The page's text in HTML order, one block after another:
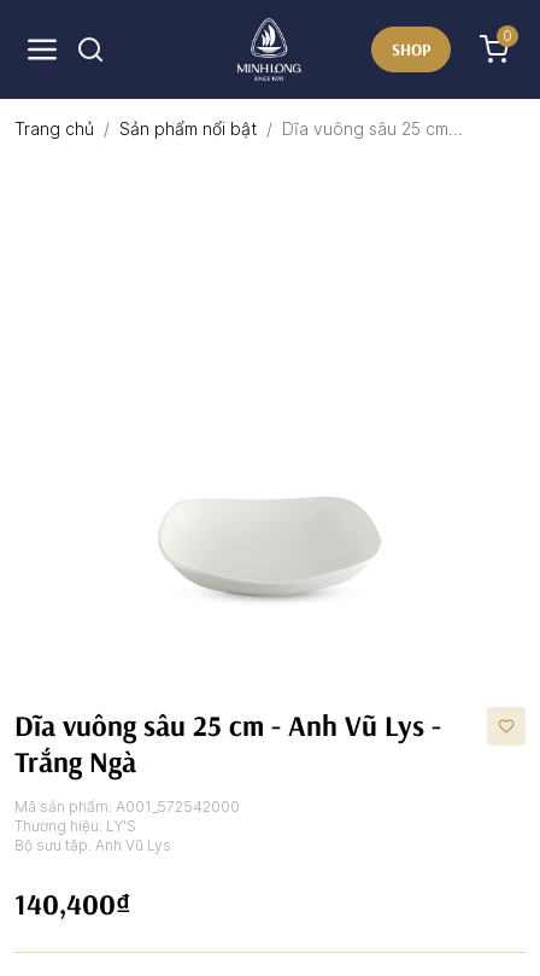
SHOP
0
Trang chủ Sản phẩm nổi bật Dĩa vuông sâu 25 cm...
Dĩa vuông sâu 25 cm - Anh Vũ Lys -
Trắng Ngà
Mã sản phẩm: A001_572542000
Thương hiệu: LY'S
Bộ sưu tập: Anh Vũ Lys
140,400₫